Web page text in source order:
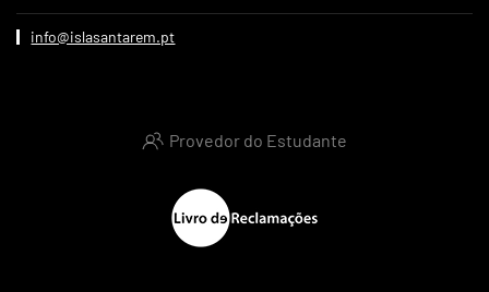
info@islasantarem.pt
Provedor do Estudante